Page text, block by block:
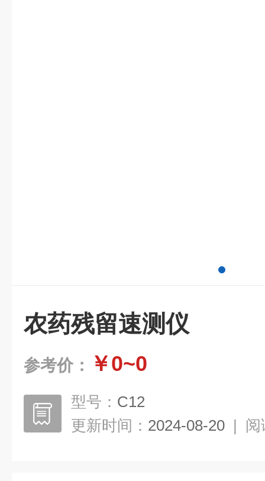
农药残留速测仪
参考价： ￥0~0
型号： C12
更新时间： 2024-08-20 | 阅